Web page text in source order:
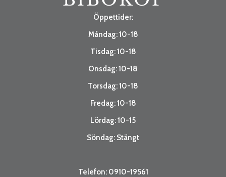
Öppettider:
Måndag: 10-18
Tisdag: 10-18
Onsdag: 10-18
Torsdag: 10-18
Fredag: 10-18
Lördag: 10-15
Söndag: Stängt
Telefon: 0910-19561